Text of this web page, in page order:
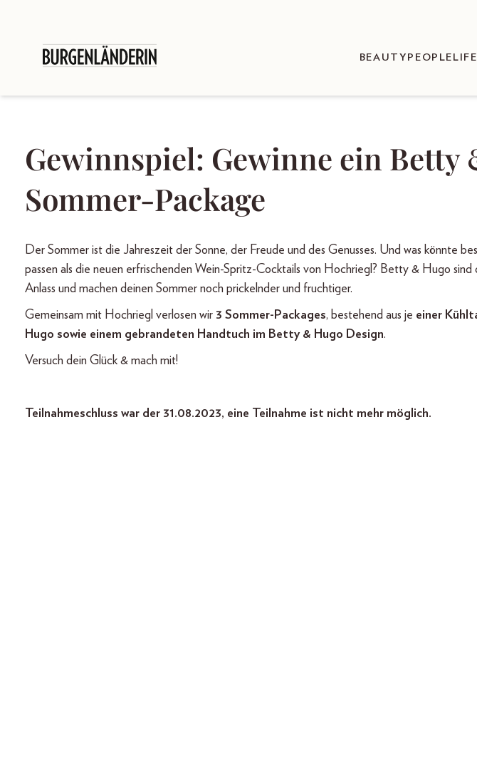
BEAUTY PEOPLE
Gewinnspiel: Gewinne ein Betty
Sommer-Package
Der Sommer ist die Jahreszeit der Sonne, der Freude und des Genusses. Und was könnte
passen als die neuen erfrischenden Wein-Spritz-Cocktails von Hochriegl? Betty & Hugo
Anlass und machen deinen Sommer noch prickelnder und fruchtiger.
Gemeinsam mit Hochriegl verlosen wir 3 Sommer-Packages, bestehend aus je einer
Hugo sowie einem gebrandeten Handtuch im Betty & Hugo Design.
Versuch dein Glück & mach mit!
Teilnahmeschluss war der 31.08.2023, eine Teilnahme ist nicht mehr möglich.